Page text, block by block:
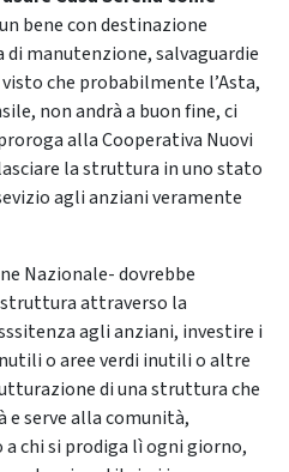
bene con destinazione
di manutenzione, salvaguardie
che probabilmente l’Asta,
non andrà a buon fine, ci
alla Cooperativa Nuovi
la struttura in uno stato
agli anziani veramente
Nazionale- dovrebbe
attraverso la
agli anziani, investire i
o aree verdi inutili o altre
di una struttura che
serve alla comunità,
chi si prodiga lì ogni giorno,